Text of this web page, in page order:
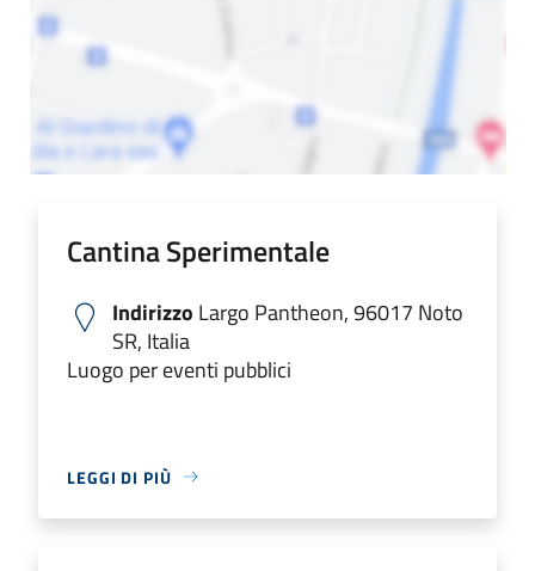
Cantina Sperimentale
Indirizzo Largo Pantheon, 96017 Noto
SR, Italia
Luogo per eventi pubblici
LEGGI DI PIÙ